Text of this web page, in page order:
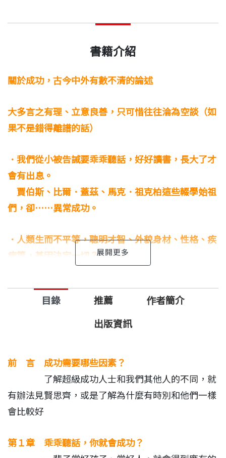
書籍介紹
關於成功，古今中外有數不清的論述
大多言之有理、立意良善，只可惜往往淪為空談（如
果不是錯得離譜的話）
．我們從小被告誡要乖乖聽話，好好讀書，長大了才
會有出息。
賈伯斯、比爾．蓋茲、馬克．祖克柏這些輟學始祖
們，卻⋯⋯異常成功。
．人類生而不平等，聰明才智、外貌身材、性格、疾
病等，基因決定一切？
因」也能誕生好結果。
．真實世界的運作方式和你想的不一樣，好人不長
遭利用？
本書作者艾瑞克．巴克為多家主流媒體長期撰稿人，
作品散見於《紐約時報》、《華爾街日報》、《大西
Tree訂戶超過32萬人，文章同步轉載於《時代》雜誌
目錄 推薦 作者簡介
出版資訊
前 言 成功需要哪些因素？
了解超級成功人士和我們其他人的不同，就
有辦法見賢思齊，或是了解為什麼有時別和他們一樣
會比較好
第１章 乖乖聽話，你就會成功？